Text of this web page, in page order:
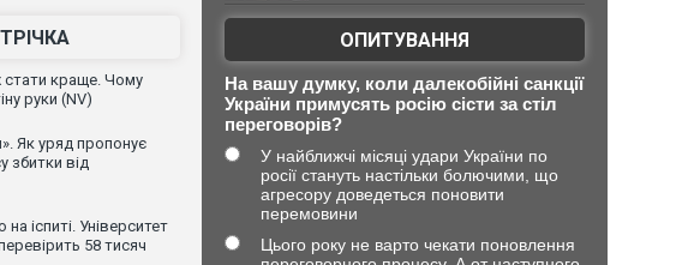
стати краще. Чому
руки (NV)
Як уряд пропонує
збитки від
іспиті. Університет
58 тисяч
ОПИТУВАННЯ
На вашу думку, коли далекобійні санкції
України примусять росію сісти за стіл
переговорів?
У найближчі місяці удари України по
росії стануть настільки болючими, що
агресору доведеться поновити
перемовини
Цього року не варто чекати поновлення